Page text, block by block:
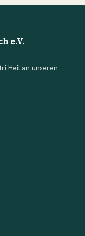
e.V.
Heil an unseren